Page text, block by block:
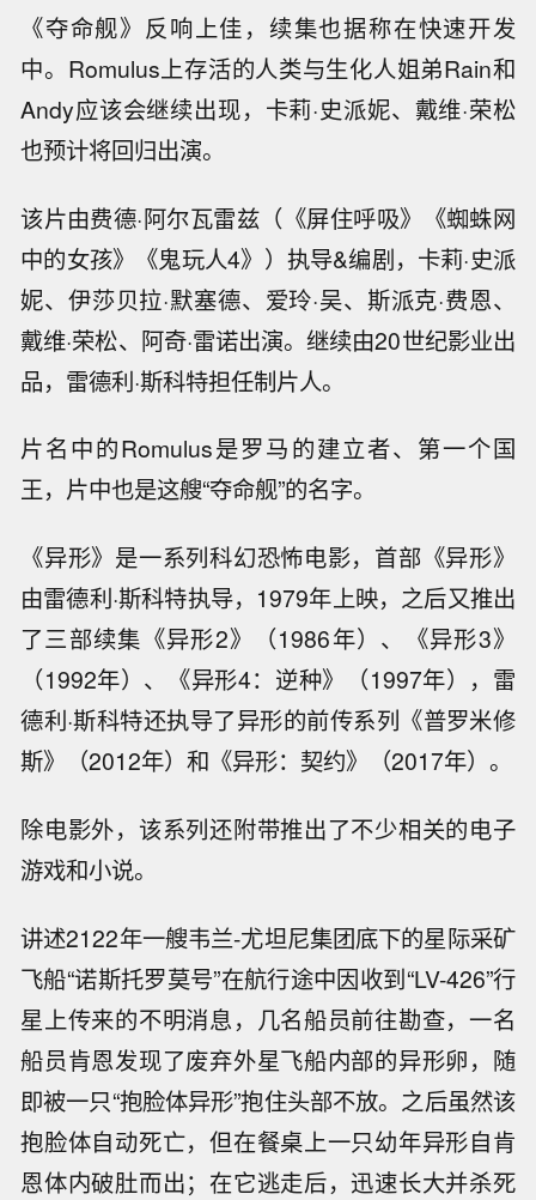
《夺命舰》反响上佳，续集也据称在快速开发
中。Romulus上存活的人类与生化人姐弟Rain和
Andy应该会继续出现，卡莉·史派妮、戴维·荣松
也预计将回归出演。
该片由费德·阿尔瓦雷兹（《屏住呼吸》《蜘蛛网
中的女孩》《鬼玩人4》）执导&编剧，卡莉·史派
妮、伊莎贝拉·默塞德、爱玲·吴、斯派克·费恩、
戴维·荣松、阿奇·雷诺出演。继续由20世纪影业出
品，雷德利·斯科特担任制片人。
片名中的Romulus是罗马的建立者、第一个国
王，片中也是这艘“夺命舰”的名字。
《异形》是一系列科幻恐怖电影，首部《异形》
由雷德利·斯科特执导，1979年上映，之后又推出
了三部续集《异形2》（1986年）、《异形3》
（1992年）、《异形4：逆种》（1997年），雷
德利·斯科特还执导了异形的前传系列《普罗米修
斯》（2012年）和《异形：契约》（2017年）。
除电影外，该系列还附带推出了不少相关的电子
游戏和小说。
讲述2122年一艘韦兰-尤坦尼集团底下的星际采矿
飞船“诺斯托罗莫号”在航行途中因收到“LV-426”行
星上传来的不明消息，几名船员前往勘查，一名
船员肯恩发现了废弃外星飞船内部的异形卵，随
即被一只“抱脸体异形”抱住头部不放。之后虽然该
抱脸体自动死亡，但在餐桌上一只幼年异形自肯
恩体内破肚而出；在它逃走后，迅速长大并杀死